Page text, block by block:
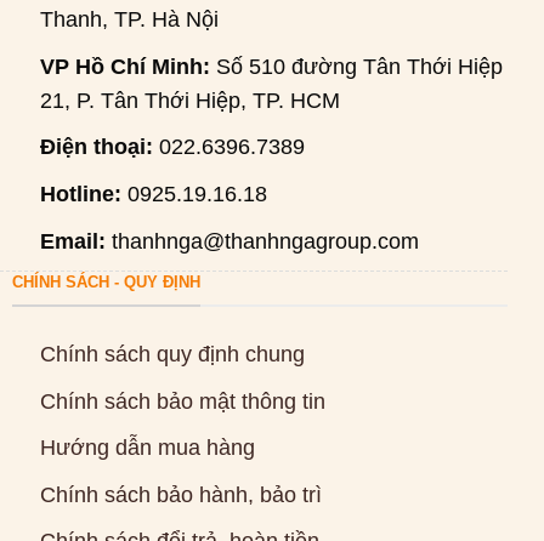
Thanh, TP. Hà Nội
VP Hồ Chí Minh: Số 510 đường Tân Thới Hiệp
21, P. Tân Thới Hiệp, TP. HCM
Điện thoại: 022.6396.7389
Hotline: 0925.19.16.18
Email: thanhnga@thanhngagroup.com
CHÍNH SÁCH - QUY ĐỊNH
Chính sách quy định chung
Chính sách bảo mật thông tin
Hướng dẫn mua hàng
Chính sách bảo hành, bảo trì